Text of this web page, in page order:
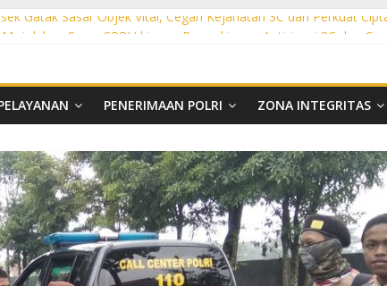
Gatak Sasar Objek Vital, Cegah Kejahatan 3C dan Perkuat
Nguter Sasar Perbankan hingga Permukiman, Antisipasi 3C
Tawangsari Sisir Belasan Desa, Cegah Kejahatan 3C dan
PENERIMAAN POLRI ZONA INTEGRITAS